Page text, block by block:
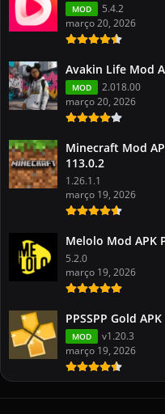
MOD
5.4.2
março 20, 2026
Avakin Life Mod
MOD
2.018.00
março 20, 2026
Minecraft Mod
113.0.2
1.26.1.1
março 19, 2026
Melolo Mod APK
5.2.0
março 19, 2026
PPSSPP Gold
MOD
v1.20.3
março 19, 2026